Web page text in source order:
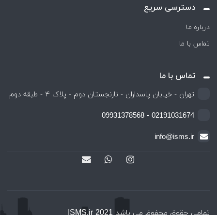
دسترسی سریع
درباره ما
تماس با ما
تماس با ما
تهران - خیابان پاسداران - نارنجستان دوم - پلاک ۴ - طبقه دوم
02191031674 - 09931378568
info@isms.ir